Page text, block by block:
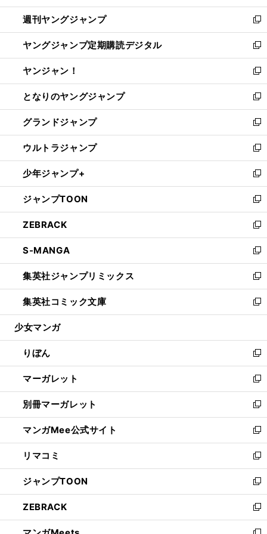
開
く
ウ
で
開
く
ン
ド
ウ
で
開
く
ウ
ィ
ン
ド
ウ
で
開
く
週刊ヤングジャンプ
新
し
い
ウ
ィ
ン
ド
ウ
で
開
く
ヤングジャンプ定期購読デジタル
新
し
い
ウ
ィ
ン
ド
ウ
で
開
く
ヤンジャン！
新
し
い
ウ
ィ
ン
ド
ウ
で
開
く
となりのヤングジャンプ
新
し
い
ウ
ィ
ン
ド
ウ
で
開
く
グランドジャンプ
新
し
い
ウ
ィ
ン
ド
ウ
で
開
く
ウルトラジャンプ
新
し
い
ウ
ィ
ン
ド
ウ
で
開
く
少年ジャンプ+
新
し
い
ウ
ィ
ン
ド
ウ
で
開
く
ジャンプTOON
新
し
い
ウ
ィ
ン
ド
ウ
で
開
ZEBRACK
新
し
い
ウ
ィ
ン
ド
ウ
開
く
S-MANGA
新
し
い
ウ
ィ
ン
ウ
で
開
く
集英社ジャンプリミックス
新
し
い
ウ
ン
ド
ウ
で
開
く
集英社コミック文庫
新
し
ウ
ィ
ン
ド
ウ
で
開
く
少女マンガ
りぼん
新
し
い
ウ
ィ
ン
ド
ウ
で
開
く
マーガレット
新
し
い
ウ
ィ
ン
ド
ウ
で
開
く
別冊マーガレット
新
し
い
ウ
ィ
ン
ド
ウ
で
開
マンガMee公式サイト
新
し
い
ウ
ィ
ン
ド
ウ
リマコミ
新
し
い
ウ
ィ
ン
ジャンプTOON
新
し
い
ウ
ZEBRACK
新
し